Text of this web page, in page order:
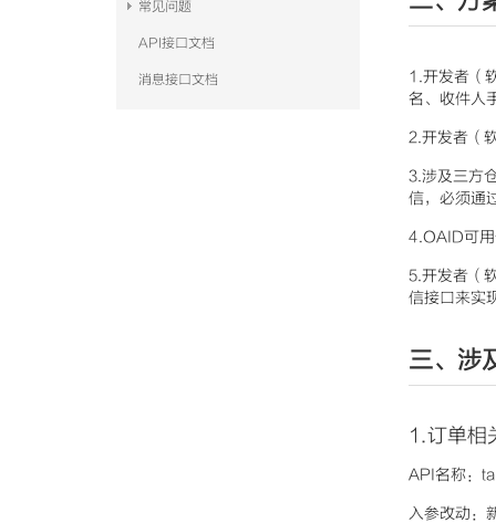
常见问题
API接口文档
消息接口文档
1.开发者（
名、收件人
2.开发者（
3.涉及三方
信，必须通
4.OAID可用
5.开发者（
信接口来实
三、涉
1.订单相
API名称：
入参改动：